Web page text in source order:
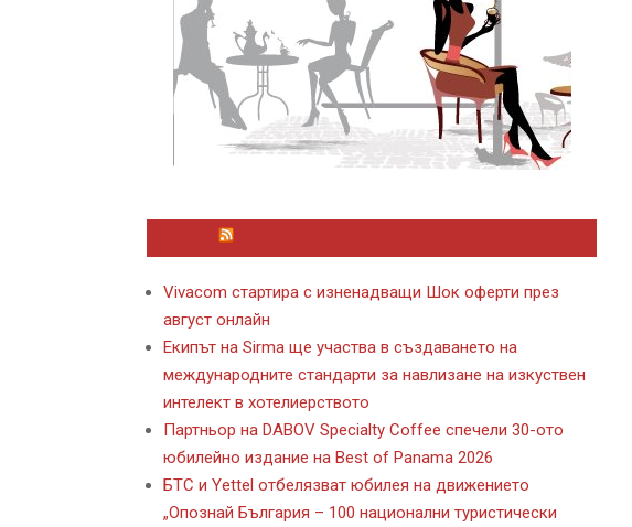
Vivacom стартира с изненадващи Шок оферти през
август онлайн
Екипът на Sirma ще участва в създаването на
международните стандарти за навлизане на изкуствен
интелект в хотелиерството
Партньор на DABOV Specialty Coffee спечели 30-ото
юбилейно издание на Best of Panama 2026
БТС и Yettel отбелязват юбилея на движението
„Опознай България – 100 национални туристически